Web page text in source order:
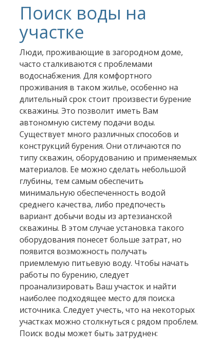
Поиск воды на
участке
Люди, проживающие в загородном доме,
часто сталкиваются с проблемами
водоснабжения. Для комфортного
проживания в таком жилье, особенно на
длительный срок стоит произвести бурение
скважины. Это позволит иметь Вам
автономную систему подачи воды.
Существует много различных способов и
конструкций бурения. Они отличаются по
типу скважин, оборудованию и применяемых
материалов. Ее можно сделать небольшой
глубины, тем самым обеспечить
минимальную обеспеченность водой
среднего качества, либо предпочесть
вариант добычи воды из артезианской
скважины. В этом случае установка такого
оборудования понесет больше затрат, но
появится возможность получать
приемлемую питьевую воду. Чтобы начать
работы по бурению, следует
проанализировать Ваш участок и найти
наиболее подходящее место для поиска
источника. Следует учесть, что на некоторых
участках можно столкнуться с рядом проблем.
Поиск воды может быть затруднен: